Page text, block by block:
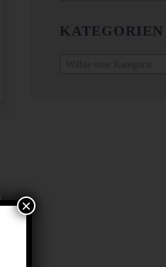
KATEGORIEN
×